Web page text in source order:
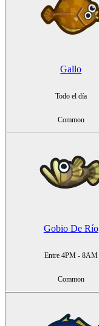
Gallo
Todo el día
Common
Gobio De Río
Entre 4PM - 8AM
Common